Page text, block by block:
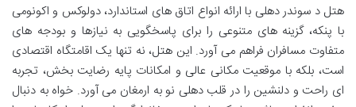
هتل د سوندر دهلی با ارائه انواع اتاق های استاندارد، دولوکس و اکونومی
با پنکه، گزینه های متنوعی را برای پاسخگویی به نیازها و بودجه های
متفاوت مسافران فراهم می آورد. این هتل، نه تنها یک اقامتگاه اقتصادی
است، بلکه با موقعیت مکانی عالی و امکانات پایه رضایت بخش، تجربه
ای راحت و دلنشین را در قلب دهلی نو به ارمغان می آورد. خواه به دنبال